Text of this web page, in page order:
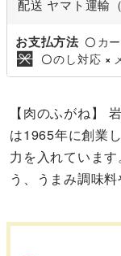
配送 ヤマト運輸（
お支払方法 〇 カ
〇のし対応 ×
【肉のふがね】
は1965年に創業
力を入れていま
う、うまみ調味